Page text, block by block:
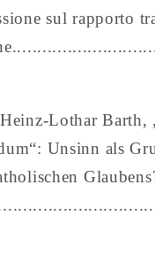
sul rapporto
Lothar Barth,
Unsinn als